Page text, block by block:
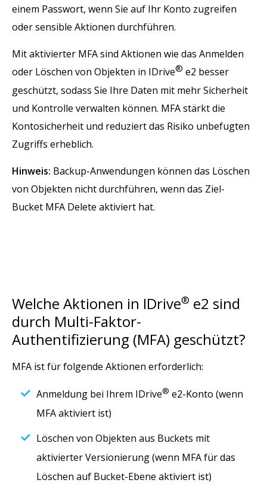
einem Passwort, wenn Sie auf Ihr Konto zugreifen
oder sensible Aktionen durchführen.
Mit aktivierter MFA sind Aktionen wie das Anmelden
oder Löschen von Objekten in IDrive® e2 besser
geschützt, sodass Sie Ihre Daten mit mehr Sicherheit
und Kontrolle verwalten können. MFA stärkt die
Kontosicherheit und reduziert das Risiko unbefugten
Zugriffs erheblich.
Hinweis: Backup-Anwendungen können das Löschen
von Objekten nicht durchführen, wenn das Ziel-
Bucket MFA Delete aktiviert hat.
Welche Aktionen in IDrive® e2 sind
durch Multi-Faktor-
Authentifizierung (MFA) geschützt?
MFA ist für folgende Aktionen erforderlich:
Anmeldung bei Ihrem IDrive® e2-Konto (wenn
MFA aktiviert ist)
Löschen von Objekten aus Buckets mit
aktivierter Versionierung (wenn MFA für das
Löschen auf Bucket-Ebene aktiviert ist)